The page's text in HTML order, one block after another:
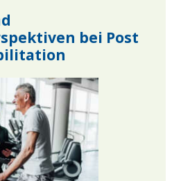
bei Post